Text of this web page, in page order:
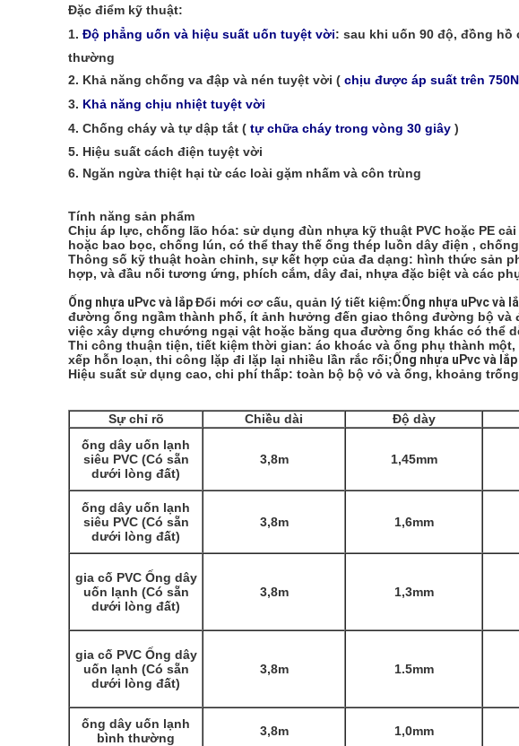
Đặc điểm kỹ thuật:
1. Độ phẳng uốn và hiệu suất uốn tuyệt vời: sau khi uốn 90 độ, đồng
thường
2. Khả năng chống va đập và nén tuyệt vời ( chịu được áp suất trên 750N
3. Khả năng chịu nhiệt tuyệt vời
4. Chống cháy và tự dập tắt ( tự chữa cháy trong vòng 30 giây )
5. Hiệu suất cách điện tuyệt vời
6. Ngăn ngừa thiệt hại từ các loài gặm nhấm và côn trùng
Tính năng sản phẩm
Chịu áp lực, chống lão hóa: sử dụng đùn nhựa kỹ thuật PVC hoặc PE
hoặc bao bọc, chống lún, có thể thay thế ống thép luồn dây điện ,
Thông số kỹ thuật hoàn chỉnh, sự kết hợp của đa dạng: hình thức sản
hợp, và đầu nối tương ứng, phích cắm, dây đai, nhựa đặc biệt và các
Ống nhựa uPvc và lắp Đổi mới cơ cấu, quản lý tiết kiệm:Ống nhựa uPvc và
đường ống ngầm thành phố, ít ảnh hưởng đến giao thông đường bộ
việc xây dựng chướng ngại vật hoặc băng qua đường ống khác có thể
Thi công thuận tiện, tiết kiệm thời gian: áo khoác và ống phụ thành
xếp hỗn loạn, thi công lặp đi lặp lại nhiều lần rắc rối;Ống nhựa uPvc và lắp
Hiệu suất sử dụng cao, chi phí thấp: toàn bộ bộ vỏ và ống, khoảng
Sự chỉ rõ Chiều dài Độ dày
ống dây uốn lạnh
siêu PVC (Có sẵn
dưới lòng đất)
3,8m 1,45mm
ống dây uốn lạnh
siêu PVC (Có sẵn
dưới lòng đất)
3,8m 1,6mm
gia cố PVC Ống dây
uốn lạnh (Có sẵn
dưới lòng đất)
3,8m 1,3mm
gia cố PVC Ống dây
uốn lạnh (Có sẵn
dưới lòng đất)
3,8m 1.5mm
ống dây uốn lạnh
bình thường
3,8m 1,0mm